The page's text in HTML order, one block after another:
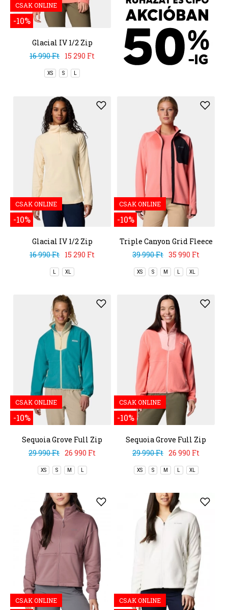
CSAK ONLINE
-10%
Glacial IV 1/2 Zip
16 990 Ft 15 290 Ft
XS S L
CSAK ONLINE
-10%
Glacial IV 1/2 Zip
16 990 Ft 15 290 Ft
L XL
CSAK ONLINE
-10%
Triple Canyon Grid Fleece
FZ
39 990 Ft 35 990 Ft
XS S M L XL
CSAK ONLINE
-10%
Sequoia Grove Full Zip
Fleece
29 990 Ft 26 990 Ft
XS S M L
CSAK ONLINE
-10%
Sequoia Grove Full Zip
Fleece
29 990 Ft 26 990 Ft
XS S M L XL
CSAK ONLINE CSAK ONLINE